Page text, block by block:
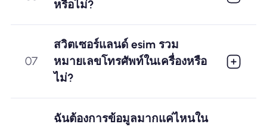
หรือไม่?
07
สวิตเซอร์แลนด์ esim รวม
หมายเลขโทรศัพท์ในเครื่องหรือ
ไม่?
ฉันต้องการข้อมูลมากแค่ไหนใน